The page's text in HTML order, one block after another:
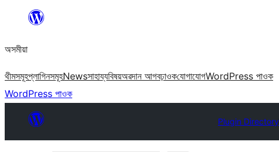
বিষয়বস্তুলৈ
যাওক
অসমীয়া
থীমসমূহপ্লাগিনসমূহNewsসাহায্যবিষয়অৱদান আগবঢ়াওকযোগাযোগWordPress পাওক
WordPress পাওক
Plugin Directory